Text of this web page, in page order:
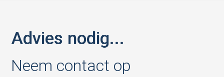
Advies nodig...
Neem contact op